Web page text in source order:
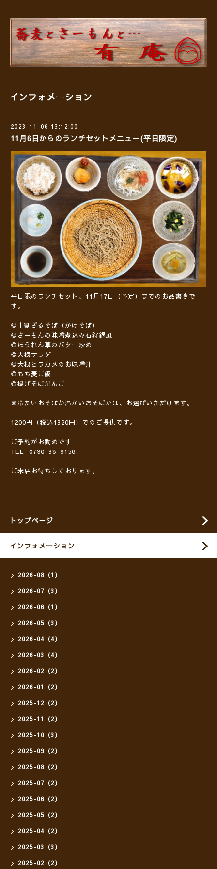
インフォメーション
2023-11-06 13:12:00
11月6日からのランチセットメニュー(平日限定)
平日限のランチセット、11月17日（予定）までのお品書きで
す。
◎十割ざるそば（かけそば）
◎さーもんの味噌煮込み石狩鍋風
◎ほうれん草のバター炒め
◎大根サラダ
◎大根とワカメのお味噌汁
◎もち麦ご飯
◎揚げそばだんご
※冷たいおそばか温かいおそばかは、お選びいただけます。
1200円（税込1320円）でのご提供です。
ご予約がお勧めです
TEL 0790-38-9156
ご来店お待ちしております。
トップページ
インフォメーション
2026-08（1）
2026-07（3）
2026-06（1）
2026-05（3）
2026-04（4）
2026-03（4）
2026-02（2）
2026-01（2）
2025-12（2）
2025-11（2）
2025-10（3）
2025-09（2）
2025-08（2）
2025-07（2）
2025-06（2）
2025-05（2）
2025-04（2）
2025-03（3）
2025-02（2）